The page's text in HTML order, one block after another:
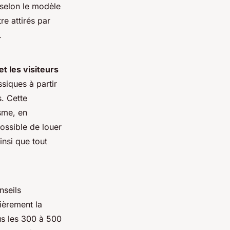
le modèle
attirés par
les visiteurs
à partir
Cette
en
de louer
que tout
la
les 300 à 500